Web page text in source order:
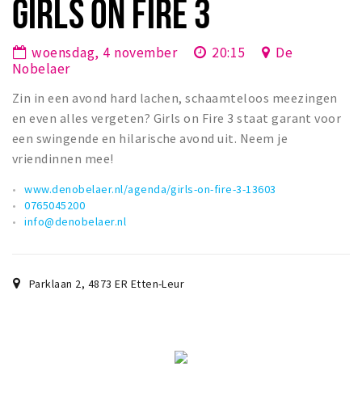
Bezienswaardigheden
Musea, theaters & podia
Toeristische routes
Natuurgebieden
Baroniepoorten
Sport
Privacy
GIRLS ON FIRE 3
woensdag, 4 november 20:15
De
Nobelaer
Zin in een avond hard lachen, schaamteloos meezingen
en even alles vergeten? Girls on Fire 3 staat garant voor
een swingende en hilarische avond uit. Neem je
vriendinnen mee!
www.denobelaer.nl/agenda/girls-on-fire-3-13603
0765045200
info@denobelaer.nl
Parklaan 2, 4873 ER Etten-Leur